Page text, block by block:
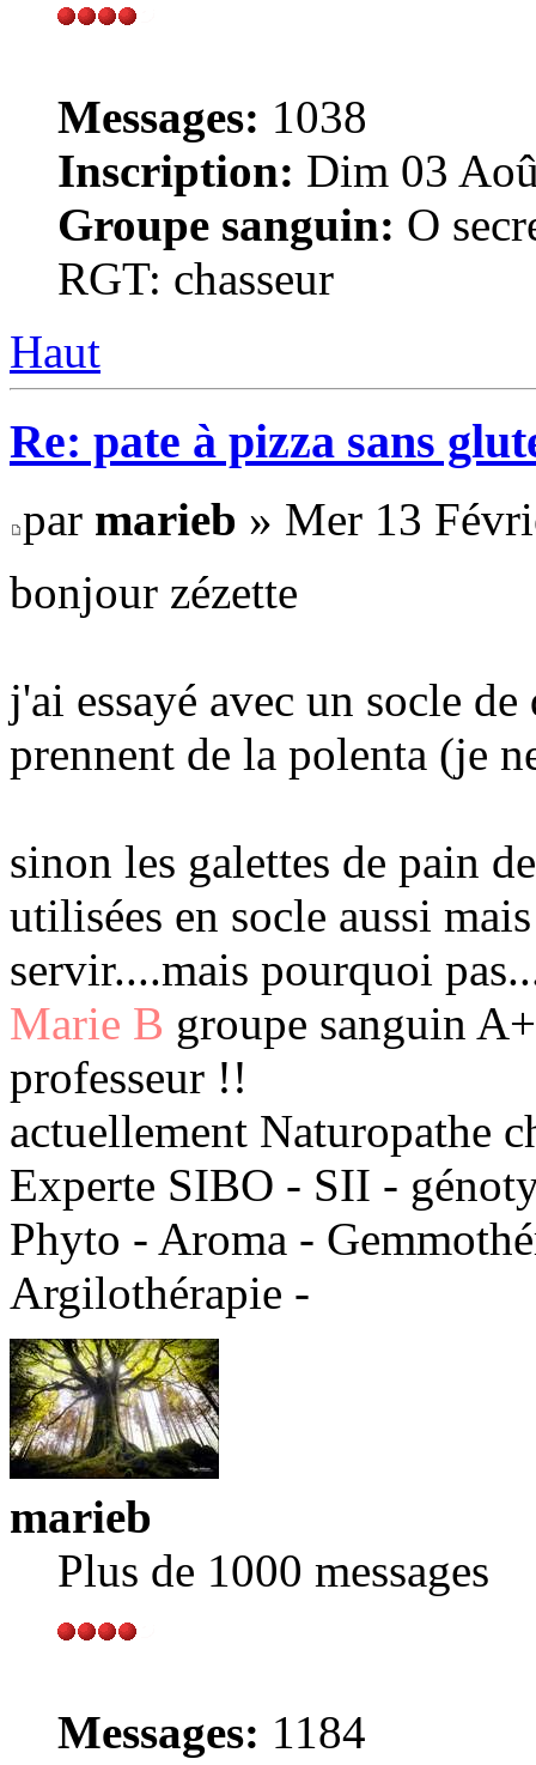
Messages: 1038
Inscription: Dim 03
Groupe sanguin: O
RGT: chasseur
Haut
Re: pate à pizza sans
par marieb » Mer 13
bonjour zézette
j'ai essayé avec un socle
prennent de la polenta (je
sinon les galettes de pain
utilisées en socle aussi
servir....mais pourquoi
Marie B groupe sanguin
professeur !!
actuellement Naturopathe
Experte SIBO - SII -
Phyto - Aroma -
Argilothérapie -
marieb
Plus de 1000 messages
Messages: 1184